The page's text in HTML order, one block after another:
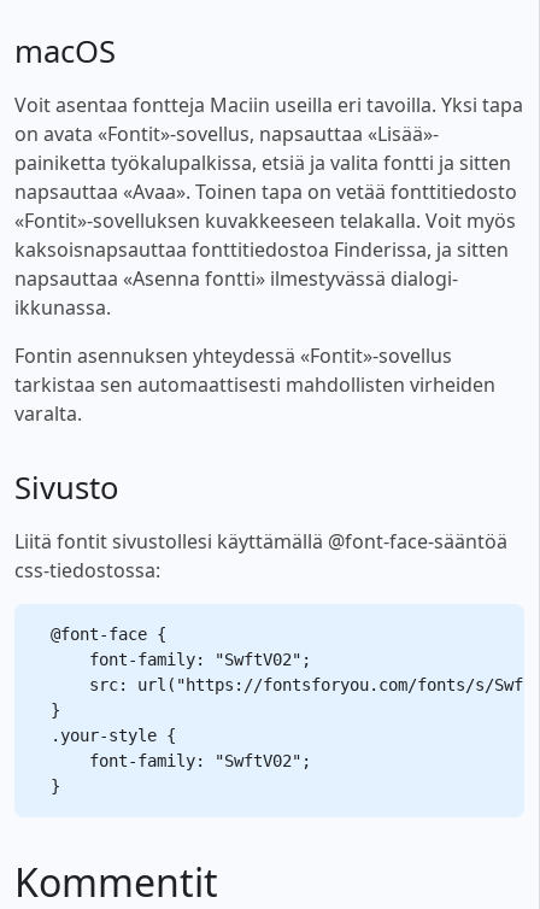
macOS
Voit asentaa fontteja Maciin useilla eri tavoilla. Yksi tapa
on avata «Fontit»-sovellus, napsauttaa «Lisää»-
painiketta työkalupalkissa, etsiä ja valita fontti ja sitten
napsauttaa «Avaa». Toinen tapa on vetää fonttitiedosto
«Fontit»-sovelluksen kuvakkeeseen telakalla. Voit myös
kaksoisnapsauttaa fonttitiedostoa Finderissa, ja sitten
napsauttaa «Asenna fontti» ilmestyvässä dialogi-
ikkunassa.
Fontin asennuksen yhteydessä «Fontit»-sovellus
tarkistaa sen automaattisesti mahdollisten virheiden
varalta.
Sivusto
Liitä fontit sivustollesi käyttämällä @font-face-sääntöä
css-tiedostossa:
@font-face {
    font-family: "SwftV02";
src: url("https://fontsforyou.com/fonts/s/
}
.your-style {
    font-family: "SwftV02";
Kommentit